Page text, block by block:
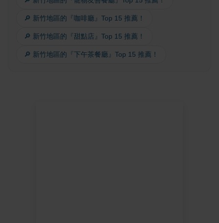
🔎 新竹地區的『咖啡廳』Top 15 推薦！
🔎 新竹地區的『甜點店』Top 15 推薦！
🔎 新竹地區的『下午茶餐廳』Top 15 推薦！